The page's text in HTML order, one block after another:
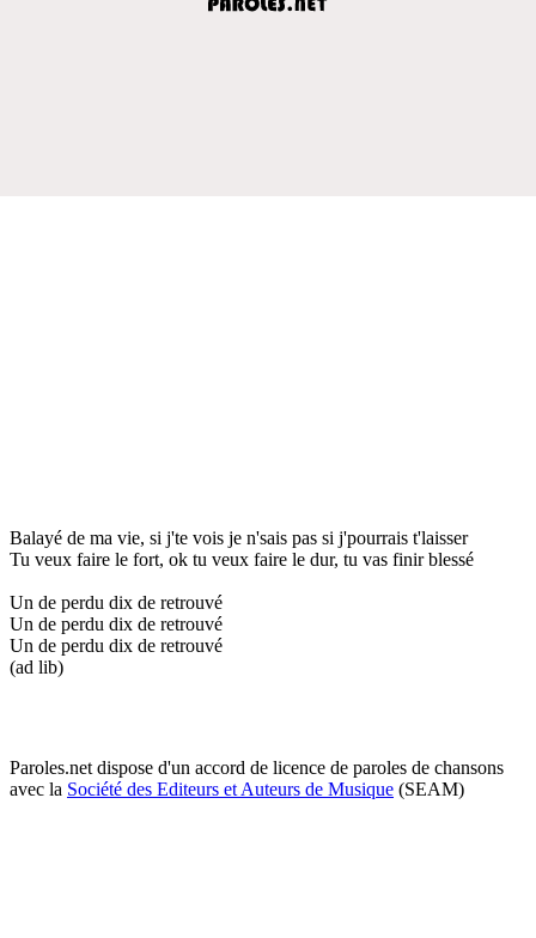
Balayé de ma vie, si j'te vois je n'sais pas si j'pourrais t'laisser
Tu veux faire le fort, ok tu veux faire le dur, tu vas finir blessé
Un de perdu dix de retrouvé
Un de perdu dix de retrouvé
Un de perdu dix de retrouvé
(ad lib)
Paroles.net dispose d'un accord de licence de paroles de chansons
avec la Société des Editeurs et Auteurs de Musique (SEAM)